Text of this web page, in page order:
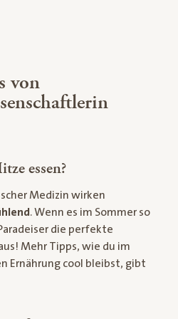
von
essen?
Medizin wirken
. Wenn es im Sommer so
die perfekte
Mehr Tipps, wie du im
Ernährung cool bleibst, gibt